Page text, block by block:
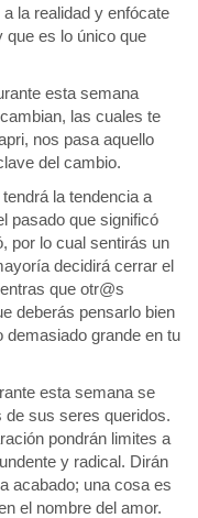
la realidad y enfócate
que es lo único que
esta semana
las cuales te
nos pasa aquello
del cambio.
tendrá la tendencia a
pasado que significó
por lo cual sentirás un
decidirá cerrar el
que otr@s
deberás pensarlo bien
demasiado grande en tu
esta semana se
de sus seres queridos.
pondrán limites a
y radical. Dirán
acabado; una cosa es
el nombre del amor.